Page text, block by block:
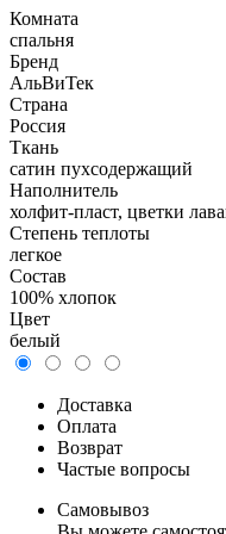
Комната
спальня
Бренд
АльВиТек
Страна
Россия
Ткань
сатин пухсодержащий
Наполнитель
холфит-пласт, цветки
Степень теплоты
легкое
Состав
100% хлопок
Цвет
белый
Доставка
Оплата
Возврат
Частые вопросы
Самовывоз